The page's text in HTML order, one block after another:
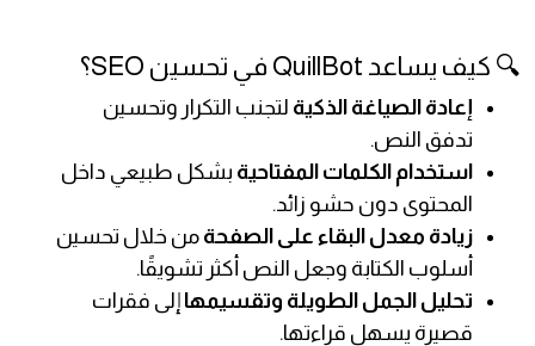
🔍 كيف يساعد QuillBot في تحسين SEO؟
إعادة الصياغة الذكية لتجنب التكرار وتحسين
تدفق النص.
استخدام الكلمات المفتاحية بشكل طبيعي داخل
المحتوى دون حشو زائد.
زيادة معدل البقاء على الصفحة من خلال تحسين
أسلوب الكتابة وجعل النص أكثر تشويقًا.
تحليل الجمل الطويلة وتقسيمها إلى فقرات
قصيرة يسهل قراءتها.